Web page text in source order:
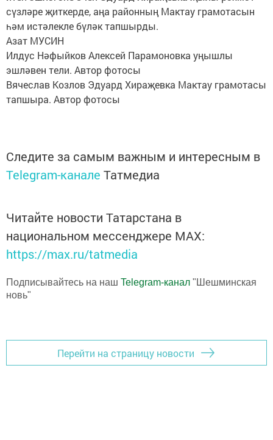
сүзләре җиткерде, аңа районның Мактау грамотасын
һәм истәлекле бүләк тапшырды.
Азат МУСИН
Илдус Нәфыйков Алексей Парамоновка уңышлы
эшләвен тели. Автор фотосы
Вячеслав Козлов Эдуард Хираҗевка Мактау грамотасы
тапшыра. Автор фотосы
Следите за самым важным и интересным в
Telegram-канале Татмедиа
Читайте новости Татарстана в
национальном мессенджере MАХ:
https://max.ru/tatmedia
Подписывайтесь на наш Telegram-канал "Шешминская
новь"
Перейти на страницу новости